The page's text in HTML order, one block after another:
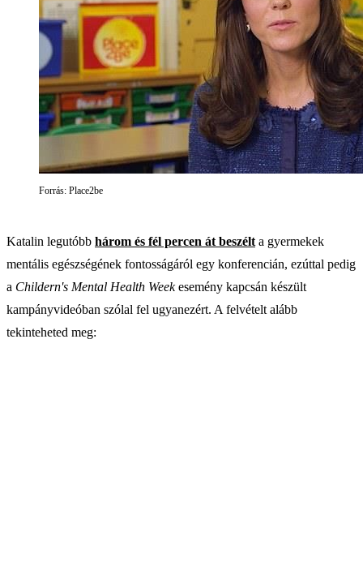
Forrás: Place2be
Katalin legutóbb három és fél percen át beszélt a gyermekek
mentális egészségének fontosságáról egy konferencián, ezúttal pedig
a Childern's Mental Health Weekesemény kapcsán készült
kampányvideóban szólal fel ugyanezért. A felvételt alább
tekinteheted meg: